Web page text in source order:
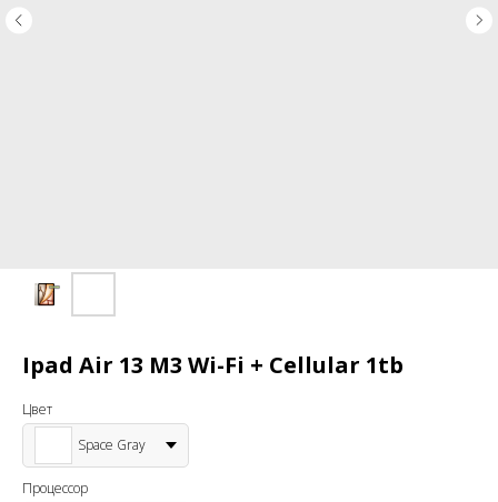
Ipad Air 13 M3 Wi-Fi + Cellular 1tb
Цвет
Space Gray
Процессор